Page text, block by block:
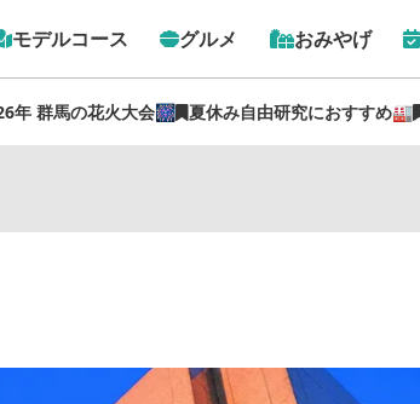
モデルコース グルメ おみやげ
年 群馬の花火大会🎆 夏休み自由研究におすすめ🏭